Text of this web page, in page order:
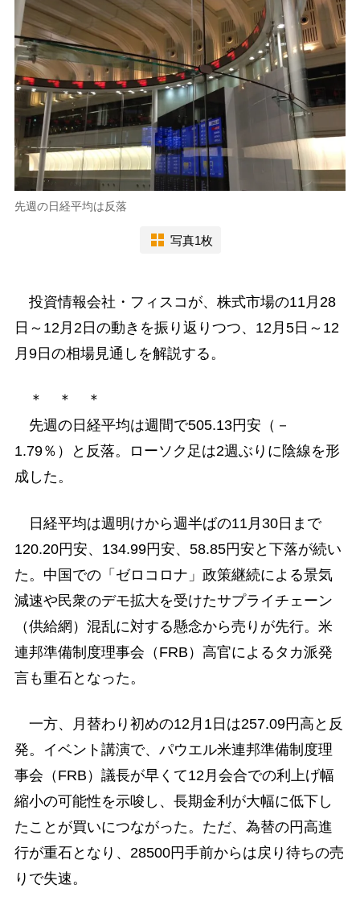
先週の日経平均は反落
写真1枚
投資情報会社・フィスコが、株式市場の11月28
日～12月2日の動きを振り返りつつ、12月5日～12
月9日の相場見通しを解説する。
＊ ＊ ＊
先週の日経平均は週間で505.13円安（－
1.79％）と反落。ローソク足は2週ぶりに陰線を形
成した。
日経平均は週明けから週半ばの11月30日まで
120.20円安、134.99円安、58.85円安と下落が続い
た。中国での「ゼロコロナ」政策継続による景気
減速や民衆のデモ拡大を受けたサプライチェーン
（供給網）混乱に対する懸念から売りが先行。米
連邦準備制度理事会（FRB）高官によるタカ派発
言も重石となった。
一方、月替わり初めの12月1日は257.09円高と反
発。イベント講演で、パウエル米連邦準備制度理
事会（FRB）議長が早くて12月会合での利上げ幅
縮小の可能性を示唆し、長期金利が大幅に低下し
たことが買いにつながった。ただ、為替の円高進
行が重石となり、28500円手前からは戻り待ちの売
りで失速。